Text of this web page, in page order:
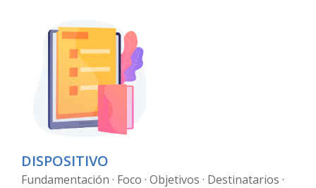
DISPOSITIVO
Fundamentación · Foco · Objetivos · Destinatarios ·